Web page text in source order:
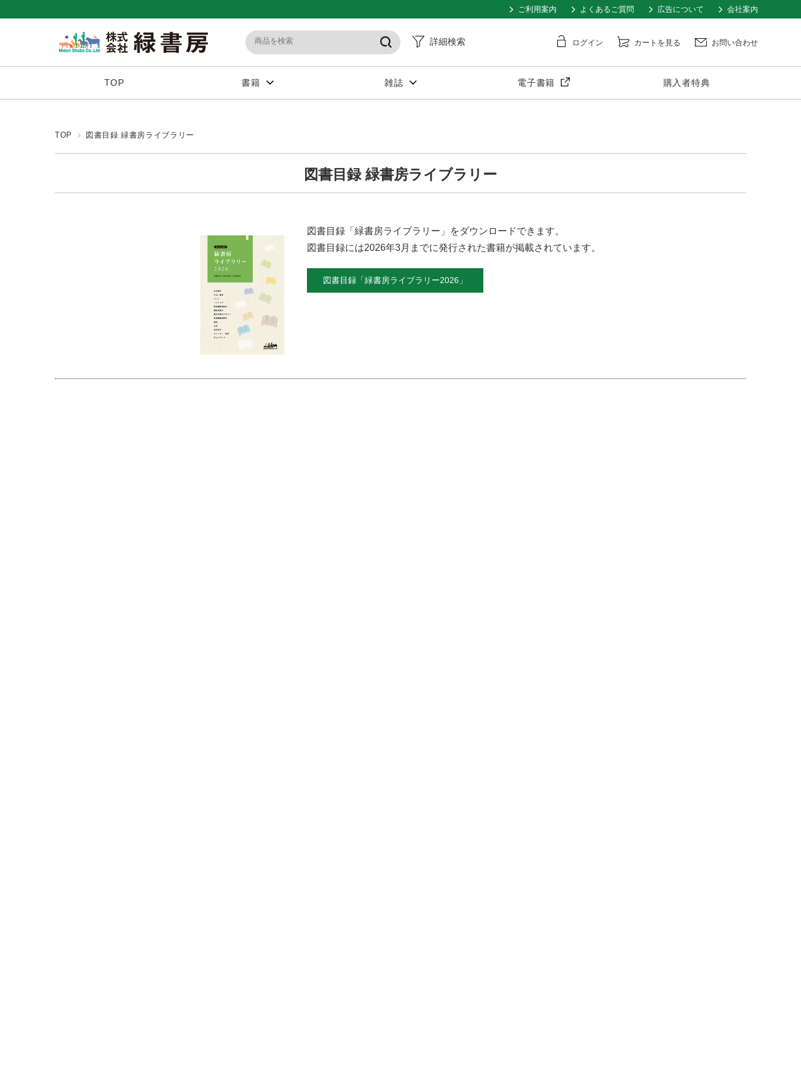
ご利用案内 よくあるご質問 広告について 会社案内
詳細検索 ログイン カートを見る お問い合わせ
TOP 書籍 雑誌 電子書籍 購入者特典
TOP 図書目録 緑書房ライブラリー
図書目録 緑書房ライブラリー
図書目録「緑書房ライブラリー」をダウンロードできます。
図書目録には2026年3月までに発行された書籍が掲載されています。
図書目録「緑書房ライブラリー2026」